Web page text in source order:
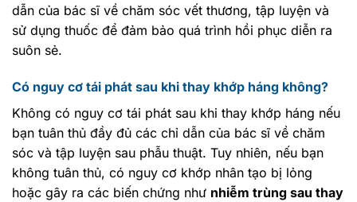
dẫn của bác sĩ về chăm sóc vết thương, tập luyện và
sử dụng thuốc để đảm bảo quá trình hồi phục diễn ra
suôn sẻ.
Có nguy cơ tái phát sau khi thay khớp háng không?
Không có nguy cơ tái phát sau khi thay khớp háng nếu
bạn tuân thủ đầy đủ các chỉ dẫn của bác sĩ về chăm
sóc và tập luyện sau phẫu thuật. Tuy nhiên, nếu bạn
không tuân thủ, có nguy cơ khớp nhân tạo bị lỏng
hoặc gây ra các biến chứng như nhiễm trùng sau thay